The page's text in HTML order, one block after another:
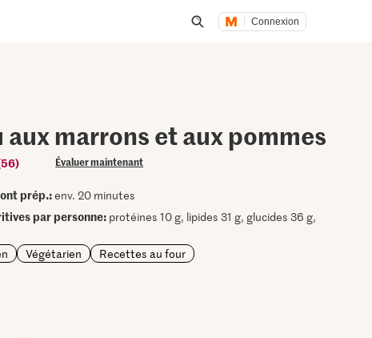
Connexion
aux marrons et aux pommes
Évaluer maintenant
prép.:env. 20 minutes
par personne: protéines 10 g, lipides 31 g, glucides 36 g,
Végétarien Recettes au four